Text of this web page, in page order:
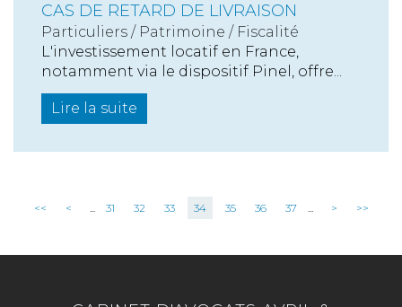
CAS DE RETARD DE LIVRAISON
Particuliers / Patrimoine / Fiscalité
L'investissement locatif en France,
notamment via le dispositif Pinel, offre...
Lire la suite
<< < ... 31 32 33 34 35 36 37 ... > >>